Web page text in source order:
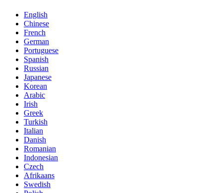
English
Chinese
French
German
Portuguese
Spanish
Russian
Japanese
Korean
Arabic
Irish
Greek
Turkish
Italian
Danish
Romanian
Indonesian
Czech
Afrikaans
Swedish